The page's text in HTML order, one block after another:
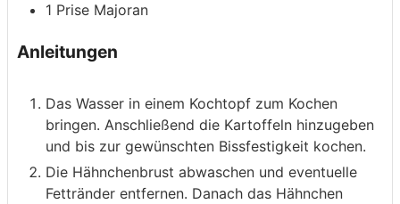
1 Prise Majoran
Anleitungen
Das Wasser in einem Kochtopf zum Kochen
bringen. Anschließend die Kartoffeln hinzugeben
und bis zur gewünschten Bissfestigkeit kochen.
Die Hähnchenbrust abwaschen und eventuelle
Fettränder entfernen. Danach das Hähnchen